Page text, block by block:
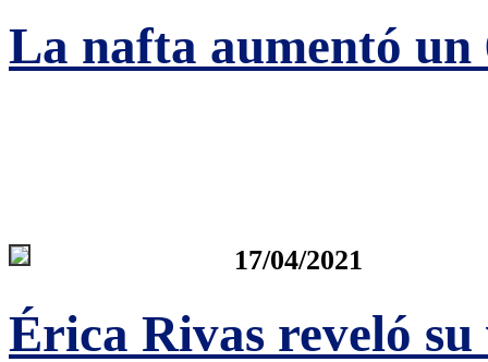
La nafta aumentó un
17/04/2021
Érica Rivas reveló su